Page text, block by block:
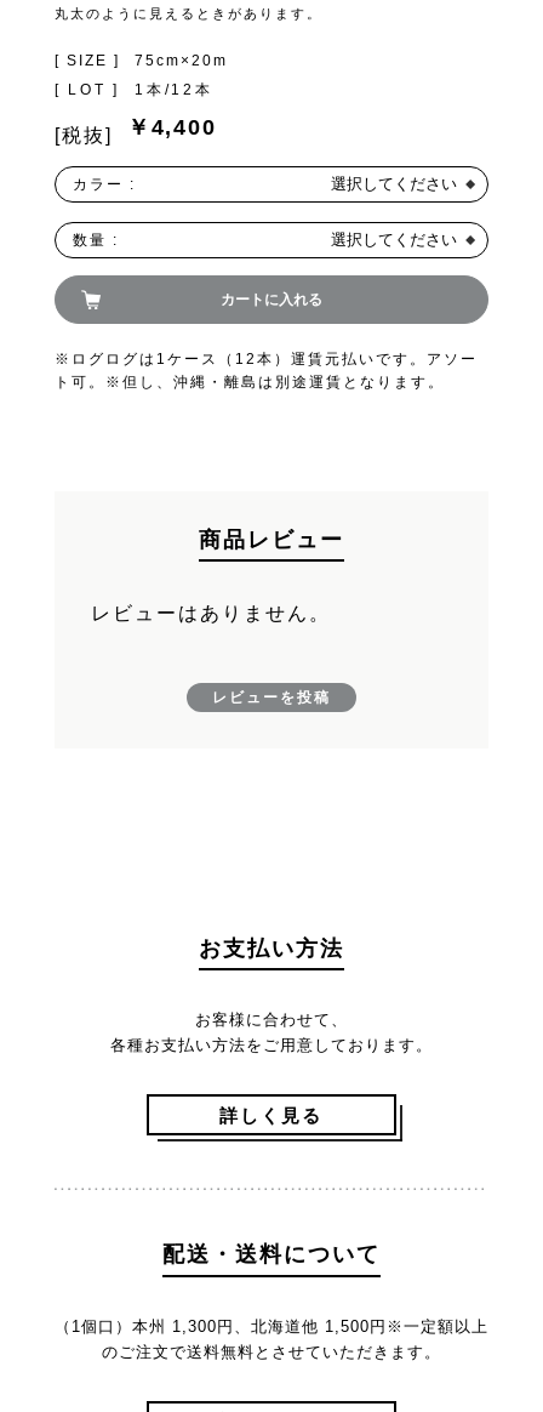
丸太のように見えるときがあります。
[ SIZE ]
75cm×20m
[ LOT ]
1本/12本
￥4,400
[税抜]
カラー : 選択してください
数量 : 選択してください
カートに入れる
※ログログは1ケース（12本）運賃元払いです。アソー
ト可。※但し、沖縄・離島は別途運賃となります。
お買い物を続ける
商品レビュー
レビューはありません。
レビューを投稿
お支払い方法
お客様に合わせて、
各種お支払い方法をご用意しております。
詳しく見る
配送・送料について
（1個口）本州 1,300円、北海道他 1,500円 ※一定額以上
のご注文で送料無料とさせていただきます。